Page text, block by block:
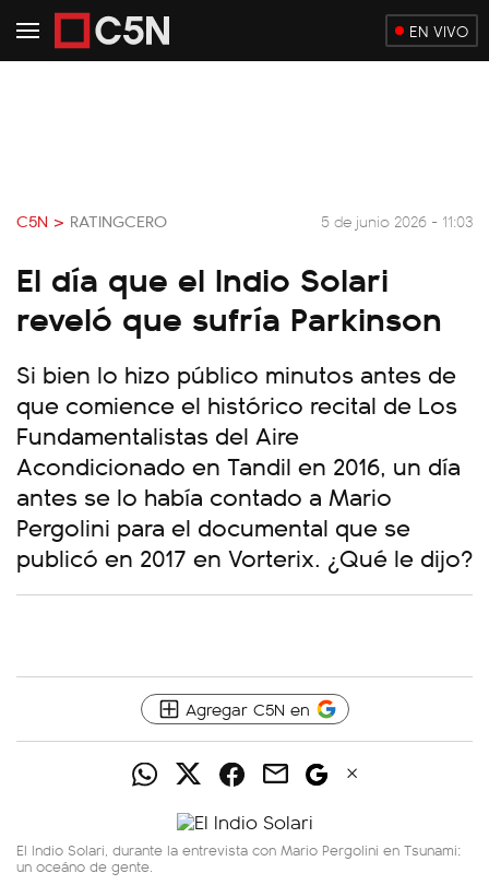
EN VIVO
C5N > RATINGCERO 5 de junio 2026 - 11:03
El día que el Indio Solari
reveló que sufría Parkinson
Si bien lo hizo público minutos antes de
que comience el histórico recital de Los
Fundamentalistas del Aire
Acondicionado en Tandil en 2016, un día
antes se lo había contado a Mario
Pergolini para el documental que se
publicó en 2017 en Vorterix. ¿Qué le dijo?
Agregar C5N en
El Indio Solari, durante la entrevista con Mario Pergolini en Tsunami:
un oceáno de gente.